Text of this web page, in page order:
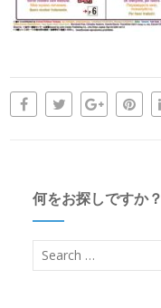
何をお探しですか？